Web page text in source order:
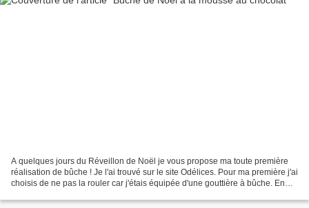
A quelques jours du Réveillon de Noël je vous propose ma toute première
réalisation de bûche ! Je l'ai trouvé sur le site Odélices. Pour ma première j'ai
choisis de ne pas la rouler car j'étais équipée d'une gouttière à bûche. En